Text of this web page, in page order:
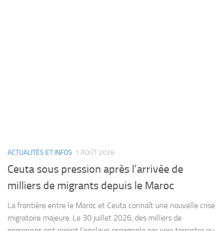
ACTUALITÉS ET INFOS 1 AOÛT 2026
Ceuta sous pression après l’arrivée de
milliers de migrants depuis le Maroc
La frontière entre le Maroc et Ceuta connaît une nouvelle crise
migratoire majeure. Le 30 juillet 2026, des milliers de